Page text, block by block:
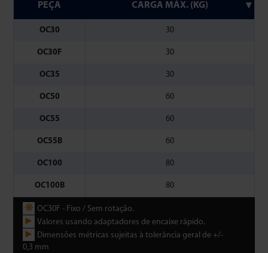
PEÇA CARGA MÁX. (KG)
OC30 30
OC30F 30
OC35 30
OC50 60
OC55 60
OC55B 60
OC100 80
OC100B 80
❋ OC30F - Fixo / Sem rotação.
► Valores usando adaptadores de encaixe rápido.
►
Dimensões métricas sujeitas à tolerância geral de +/-
0,3 mm